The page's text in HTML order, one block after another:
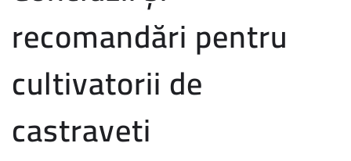
recomandări pentru
cultivatorii de
castraveti